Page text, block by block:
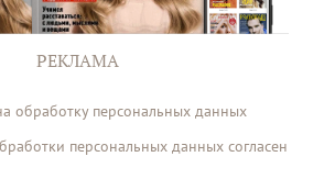
РЕКЛАМА
обработку персональных данных
персональных данных согласен